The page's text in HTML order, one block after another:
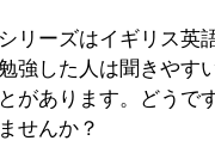
リーズはイギリス英
強した人は聞きやす
があります。どうで
せんか？